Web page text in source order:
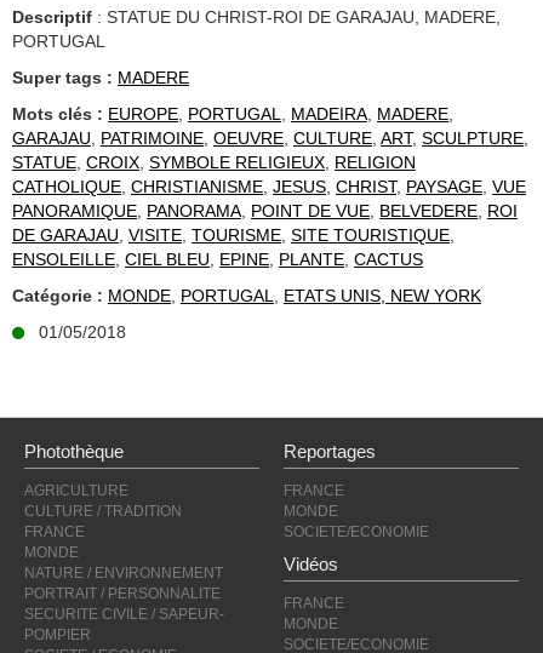
Descriptif : STATUE DU CHRIST-ROI DE GARAJAU, MADERE,
PORTUGAL
Super tags : MADERE
Mots clés : EUROPE, PORTUGAL, MADEIRA, MADERE,
GARAJAU, PATRIMOINE, OEUVRE, CULTURE, ART, SCULPTURE,
STATUE, CROIX, SYMBOLE RELIGIEUX, RELIGION
CATHOLIQUE, CHRISTIANISME, JESUS, CHRIST, PAYSAGE, VUE
PANORAMIQUE, PANORAMA, POINT DE VUE, BELVEDERE, ROI
DE GARAJAU, VISITE, TOURISME, SITE TOURISTIQUE,
ENSOLEILLE, CIEL BLEU, EPINE, PLANTE, CACTUS
Catégorie : MONDE, PORTUGAL, ETATS UNIS, NEW YORK
01/05/2018
Photothèque
AGRICULTURE
CULTURE / TRADITION
FRANCE
MONDE
NATURE / ENVIRONNEMENT
PORTRAIT / PERSONNALITE
SECURITE CIVILE / SAPEUR-
POMPIER
Reportages
FRANCE
MONDE
SOCIETE/ECONOMIE
Vidéos
FRANCE
MONDE
SOCIETE/ECONOMIE